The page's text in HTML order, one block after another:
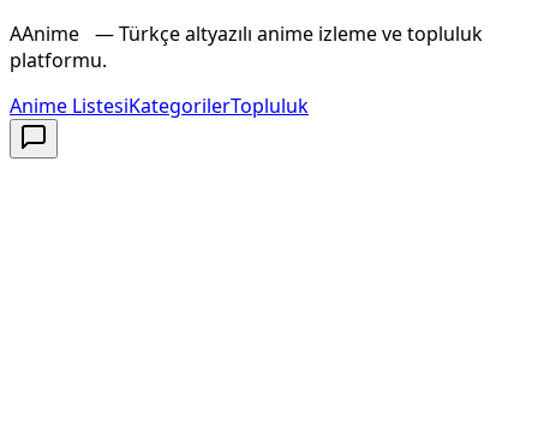
AAnime — Türkçe altyazılı anime izleme ve topluluk
platformu.
Anime ListesiKategorilerTopluluk